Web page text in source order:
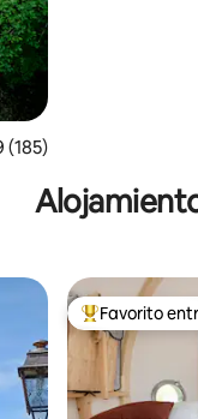
promedio: 4.99 de
(185)
Favorito entre
Favorito